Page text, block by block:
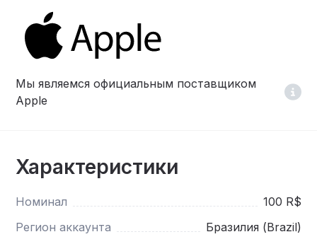
Мы являемся официальным поставщиком
Apple
Характеристики
Номинал
100 R$
Регион аккаунта
Бразилия (Brazil)